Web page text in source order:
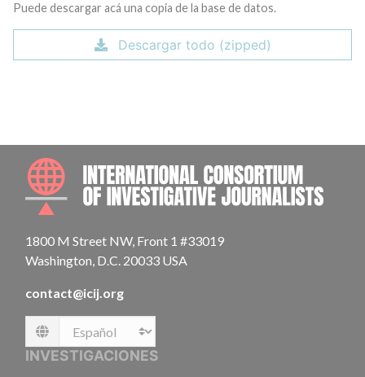
Puede descargar acá una copia de la base de datos.
Descargar todo (zipped)
1800 M Street NW, Front 1 #33019
Washington, D.C. 20033 USA
contact@icij.org
Language
INVESTIGACIONES